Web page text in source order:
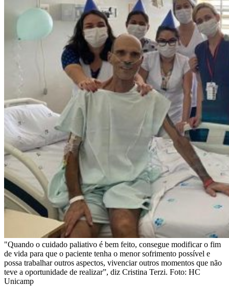
"Quando o cuidado paliativo é bem feito, consegue modificar o fim
de vida para que o paciente tenha o menor sofrimento possível e
possa trabalhar outros aspectos, vivenciar outros momentos que não
teve a oportunidade de realizar”, diz Cristina Terzi. Foto: HC
Unicamp